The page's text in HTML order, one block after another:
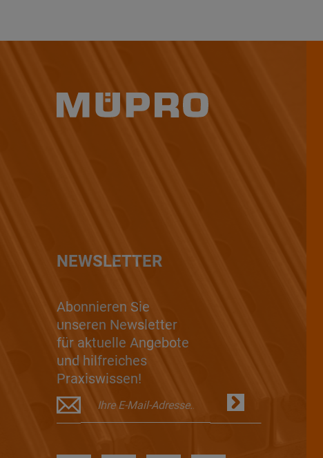
NEWSLETTER
Abonnieren Sie
unseren Newsletter
für aktuelle Angebote
und hilfreiches
Praxiswissen!